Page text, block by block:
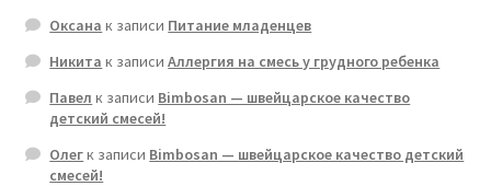
Оксана к записи Питание младенцев
Никита к записиАллергия на смесь у грудного ребенка
Павел к записи Bimbosan — швейцарское качество
детский смесей!
Олегк записи Bimbosan — швейцарское качество детский
смесей!